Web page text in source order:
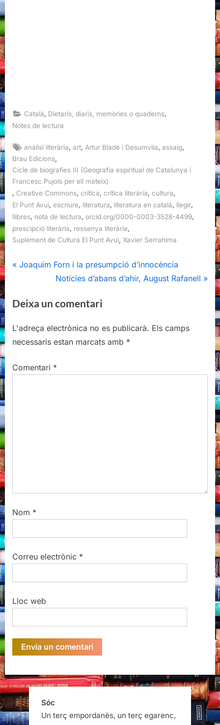
Català Dietaris, diaris, memòries o quaderns
Notes de lectura
Tags:
anàlisi literària ,art Artur Bladé i Desumvila ,assaig
Brau Edicions
Cicle de biografies III (Geografia espiritual de Catalunya i
Francesc Pujols per ell mateix)
, Creative Commons, crítica, crítica literària, cultura,
El Punt Avui, escriure, literatura, literatura en català, llegir,
llibres nota de lectura orcid.org/0000-0003-3528-4499
prescipció literària
ressenya literària
Suplement de Cultura El Punt Avui Xavier Serrahima
Navegació
P
v
o
u
P
Joaquim Forn i la presumpció d’innocència
N
x
P
o
t
Notícies d’abans d’ahir, August Rafanell
Deixa un comentari
L'adreça electrònica no es publicarà. Els camps
necessaris estan marcats amb *
Comentari *
Nom *
Correu electrònic *
Lloc web
Sóc
Un terç empordanès, un terç egarenc,